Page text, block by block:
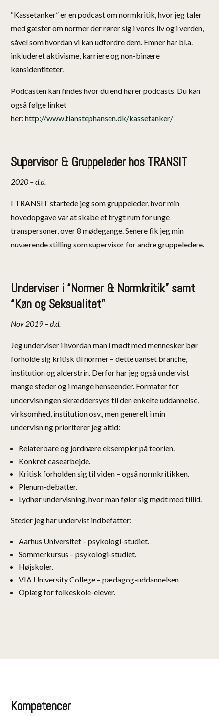
“Kassetanker” er en podcast om normkritik, hvor jeg taler
med gæster om normer der rører sig i vores liv og i verden,
såvel som hvordan vi kan udfordre dem. Emner har bl.a.
inkluderet aktivisme, karriere og non-binære
kønsidentiteter.
Podcasten kan findes hvor du end hører podcasts. Du kan
også følge linket
her:http://www.tianstephansen.dk/kassetanker/
Supervisor & Gruppeleder hos TRANSIT
2020 – d.d.
I TRANSIT startede jeg som gruppeleder, hvor min
hovedopgave var at skabe et trygt rum for unge
transpersoner, over 8 mødegange. Senere fik jeg min
nuværende stilling som supervisor for andre gruppeledere.
Underviser i “Normer & Normkritik” samt
“Køn og Seksualitet”
Nov 2019 – d.d.
Jeg underviser i hvordan man i mødt med mennesker bør
forholde sig kritisk til normer – dette uanset branche,
institution og alderstrin. Derfor har jeg også undervist
mange steder og i mange henseender. Formater for
undervisningen skræddersyes til den enkelte uddannelse,
virksomhed, institution osv., men generelt i min
undervisning prioriterer jeg altid:
Relaterbare og jordnære eksempler på teorien.
Konkret casearbejde.
Kritisk forholden sig til viden – også normkritikken.
Plenum-debatter.
Lydhør undervisning, hvor man føler sig mødt med tillid.
Steder jeg har undervist indbefatter:
Aarhus Universitet – psykologi-studiet.
Sommerkursus – psykologi-studiet.
Højskoler.
VIA University College – pædagog-uddannelsen.
Oplæg for folkeskole-elever.
Kompetencer